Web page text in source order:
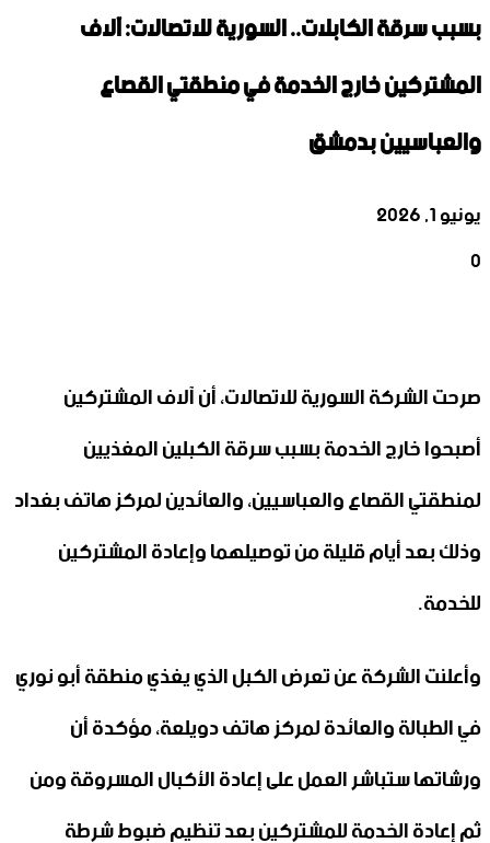
بسبب سرقة الكابلات.. السورية للاتصالات: آلاف
المشتركين خارج الخدمة في منطقتي القصاع
والعباسيين بدمشق
يونيو 1, 2026
0
صرحت الشركة السورية للاتصالات، أن آلاف المشتركين
أصبحوا خارج الخدمة بسبب سرقة الكبلين المغذيين
لمنطقتي القصاع والعباسيين، والعائدين لمركز هاتف بغداد
وذلك بعد أيام قليلة من توصيلهما وإعادة المشتركين
للخدمة.
وأعلنت الشركة عن تعرض الكبل الذي يغذي منطقة أبو نوري
في الطبالة والعائدة لمركز هاتف دويلعة، مؤكدة أن
ورشاتها ستباشر العمل على إعادة الأكبال المسروقة ومن
ثم إعادة الخدمة للمشتركين بعد تنظيم ضبوط شرطة